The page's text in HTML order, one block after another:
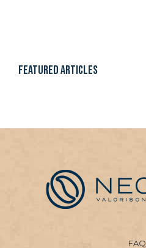
Featured articles
FAQ